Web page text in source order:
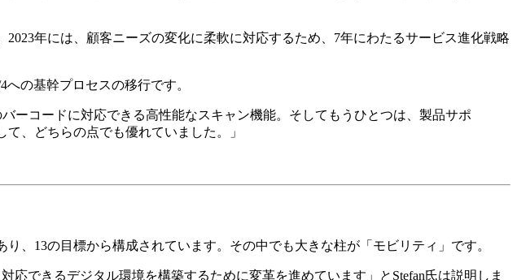
年には、顧客ニーズの変化に柔軟に対応するため、7年にわたるサービス進化戦略
の基幹プロセスの移行です。
ーコードに対応できる高性能なスキャン機能。そしてもうひとつは、製品サポ
、どちらの点でも優れていました。」
、13の目標から構成されています。その中でも大きな柱が「モビリティ」です。
できるデジタル環境を構築するために変革を進めています」とStefan氏は説明しま